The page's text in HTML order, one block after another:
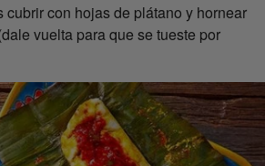
cubrir con hojas de plátano y hornear
vuelta para que se tueste por